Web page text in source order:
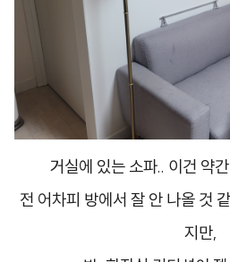
거실에 있는 소파.. 이건 약
전 어차피 방에서 잘 안 나올 것
지만,